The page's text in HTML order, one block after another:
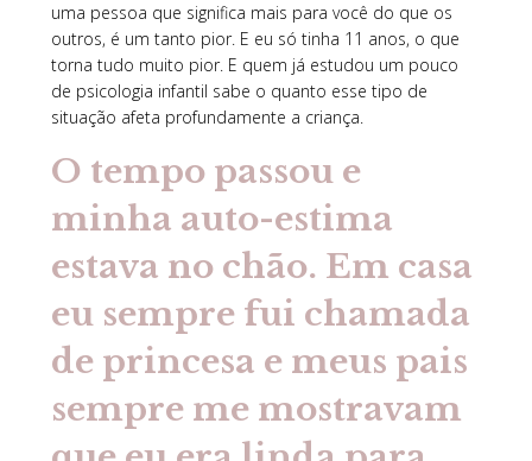
uma pessoa que significa mais para você do que os
outros, é um tanto pior. E eu só tinha 11 anos, o que
torna tudo muito pior. E quem já estudou um pouco
de psicologia infantil sabe o quanto esse tipo de
situação afeta profundamente a criança.
O tempo passou e
minha auto-estima
estava no chão. Em casa
eu sempre fui chamada
de princesa e meus pais
sempre me mostravam